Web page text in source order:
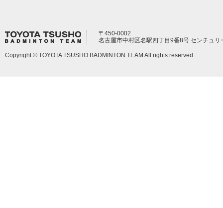
〒450-0002
名古屋市中村区名駅四丁目9番8号 センチュリ
Copyright © TOYOTA TSUSHO BADMINTON TEAM All rights reserved.